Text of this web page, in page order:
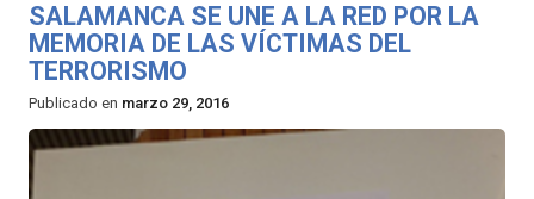
SALAMANCA SE UNE A LA RED POR LA
MEMORIA DE LAS VÍCTIMAS DEL
TERRORISMO
Publicado en marzo 29, 2016